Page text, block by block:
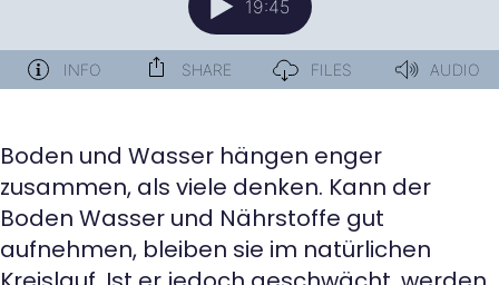
Boden und Wasser hängen enger
zusammen, als viele denken. Kann der
Boden Wasser und Nährstoffe gut
aufnehmen, bleiben sie im natürlichen